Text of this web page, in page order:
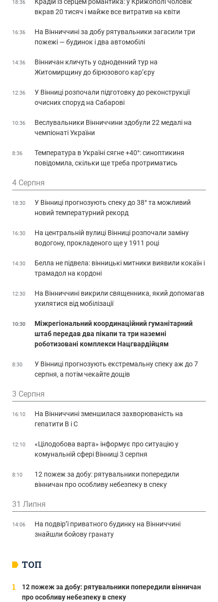
ТОП
12 пожеж за добу: рятувальники попередили вінничан
про особливу небезпеку в спеку
18:36
вкрав 20 тисяч і майже все витратив на квіти
16:36
На Вінниччині за добу рятувальники загасили три
пожежі — будинок і два автомобілі
14:36
Вінничан кличуть у одноденний тур на
Житомирщину до бірюзового кар’єру
12:36
У Вінниці розпочали підготовку до реконструкції
очисних споруд на Сабарові
10:36
Веслувальники Вінниччини здобули 22 медалі на
чемпіонаті України
8:36
Температура в Україні сягне +40°: синоптикиня
повідомила, скільки ще треба протриматись
4 Серпня
18:30
У Вінниці прогнозують спеку до 38° та можливий
новий температурний рекорд
16:30
На центральній вулиці Вінниці розпочали заміну
водогону, прокладеного ще у 1911 році
14:30
Белла не підвела: вінницькі митники виявили кокаїн і
трамадол на кордоні
12:30
На Вінниччині викрили священника, який допомагав
ухилятися від мобілізації
10:30
Міжрегіональний координаційний гуманітарний
штаб передав два пікапи та три наземні
роботизовані комплекси Нацгвардійцям
8:30
У Вінниці прогнозують екстремальну спеку аж до 7
серпня, а потім чекайте дощів
3 Серпня
16:10
На Вінниччині зменшилася захворюваність на
гепатити В і С
12:10
«Цілодобова варта» інформує про ситуацію у
комунальній сфері Вінниці 3 серпня
8:10
12 пожеж за добу: рятувальники попередили
вінничан про особливу небезпеку в спеку
31 Липня
14:06
На подвір’ї приватного будинку на Вінниччині
знайшли бойову гранату